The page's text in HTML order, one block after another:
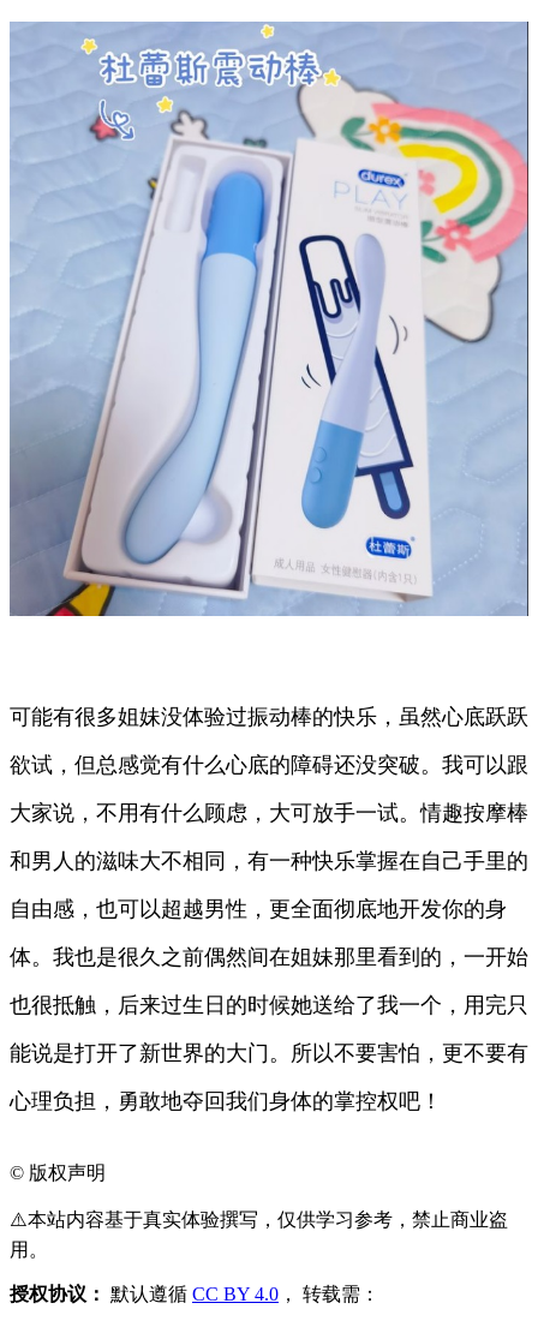
可能有很多姐妹没体验过振动棒的快乐，虽然心底跃跃
欲试，但总感觉有什么心底的障碍还没突破。我可以跟
大家说，不用有什么顾虑，大可放手一试。情趣按摩棒
和男人的滋味大不相同，有一种快乐掌握在自己手里的
自由感，也可以超越男性，更全面彻底地开发你的身
体。我也是很久之前偶然间在姐妹那里看到的，一开始
也很抵触，后来过生日的时候她送给了我一个，用完只
能说是打开了新世界的大门。所以不要害怕，更不要有
心理负担，勇敢地夺回我们身体的掌控权吧！
© 版权声明
⚠️本站内容基于真实体验撰写，仅供学习参考，禁止商业盗
用。
授权协议： 默认遵循 CC BY 4.0 ， 转载需：